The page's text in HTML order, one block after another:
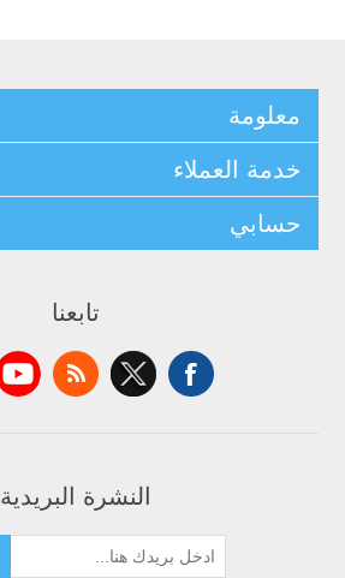
معلومة
خدمة العملاء
حسابي
تابعنا
النشرة البريدية